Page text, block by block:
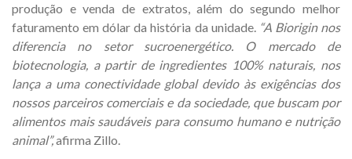
produção e venda de extratos, além do segundo melhor
faturamento em dólar da história da unidade. “A Biorigin nos
diferencia no setor sucroenergético. O mercado de
biotecnologia, a partir de ingredientes 100% naturais, nos
lança a uma conectividade global devido às exigências dos
nossos parceiros comerciais e da sociedade, que buscam por
alimentos mais saudáveis para consumo humano e nutrição
animal”,afirma Zillo.